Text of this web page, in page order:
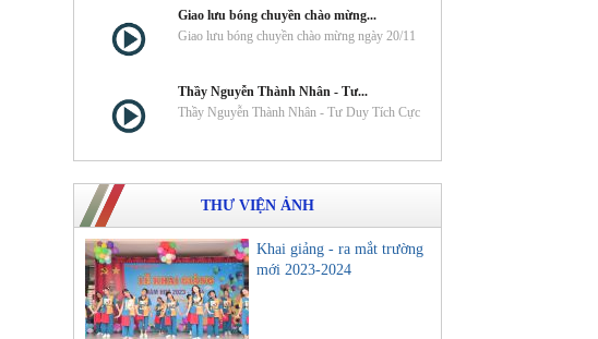
Giao lưu bóng chuyền chào mừng...
Giao lưu bóng chuyền chào mừng ngày 20/11
Thầy Nguyễn Thành Nhân - Tư...
Thầy Nguyễn Thành Nhân - Tư Duy Tích Cực
THƯ VIỆN ẢNH
Khai giảng - ra mắt trường
mới 2023-2024